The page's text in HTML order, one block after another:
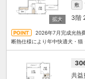
敷
3階
2026年7月完成光熱
断熱仕様により年中快適犬・猫